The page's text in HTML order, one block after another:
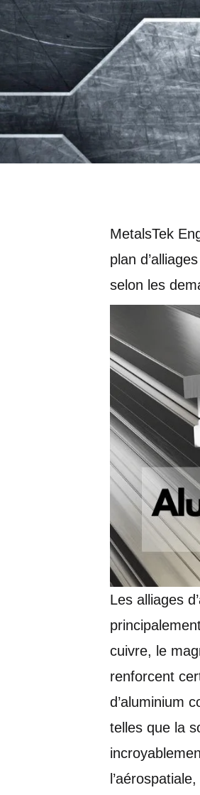
MetalsTek
plan
selon les
Les alliages
cuivre, le
renforcent
d’aluminium
telles que la